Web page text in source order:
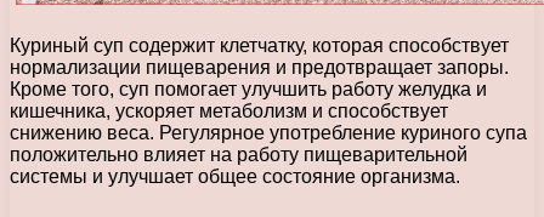
Куриный суп содержит клетчатку, которая способствует
нормализации пищеварения и предотвращает запоры.
Кроме того, суп помогает улучшить работу желудка и
кишечника, ускоряет метаболизм и способствует
снижению веса. Регулярное употребление куриного супа
положительно влияет на работу пищеварительной
системы и улучшает общее состояние организма.